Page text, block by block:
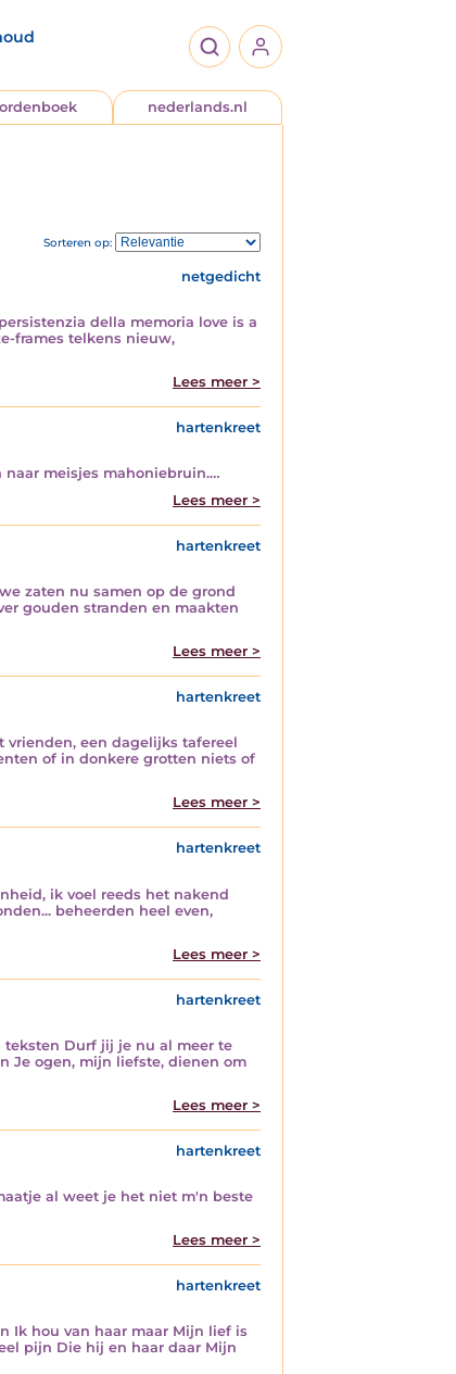
nederlands.nl
Sorteren op:
netgedicht
della memoria love is a
frames telkens nieuw,
Lees meer >
hartenkreet
meisjes mahoniebruin.…
Lees meer >
hartenkreet
zaten nu samen op de grond
gouden stranden en maakten
Lees meer >
hartenkreet
een dagelijks tafereel
of in donkere grotten niets of
Lees meer >
hartenkreet
ik voel reeds het nakend
beheerden heel even,
Lees meer >
hartenkreet
Durf jij je nu al meer te
Je ogen, mijn liefste, dienen om
Lees meer >
hartenkreet
al weet je het niet m'n beste
Lees meer >
hartenkreet
Ik hou van haar maar Mijn lief is
pijn Die hij en haar daar Mijn